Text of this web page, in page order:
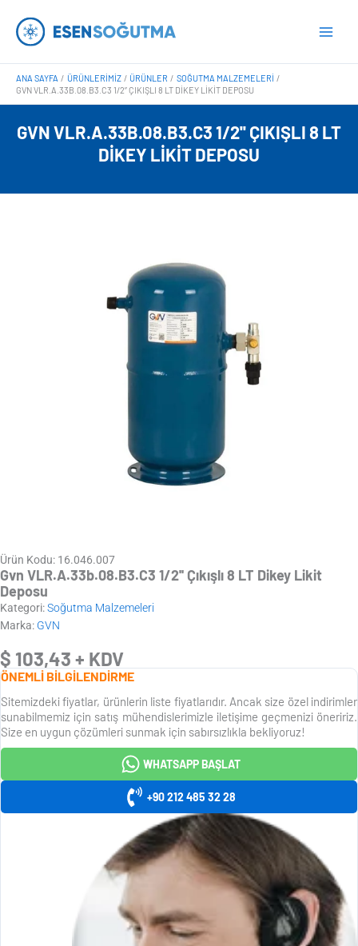
atla
ANA SAYFA ÜRÜNLERIMIZ ÜRÜNLER
SOĞUTMA MALZEMELERI
GVN VLR.A.33B.08.B3.C3 1/2” ÇIKIŞLI 8 LT DIKEY LIKIT DEPOSU
GVN VLR.A.33B.08.B3.C3 1/2'' ÇIKIŞLI 8 LT
DIKEY LIKIT DEPOSU
Ürün Kodu: 16.046.007
Gvn VLR.A.33b.08.B3.C3 1/2'' Çıkışlı 8 LT Dikey Likit
Deposu
Kategori:Soğutma Malzemeleri
Marka: GVN
$ 103,43 + KDV
ÖNEMLİ BİLGİLENDİRME
Sitemizdeki fiyatlar, ürünlerin liste fiyatlarıdır. Ancak size özel indirimler
sunabilmemiz için satış mühendislerimizle iletişime geçmenizi öneririz.
Size en uygun çözümleri sunmak için sabırsızlıkla bekliyoruz!
WHATSAPP BAŞLAT
+90 212 485 32 28